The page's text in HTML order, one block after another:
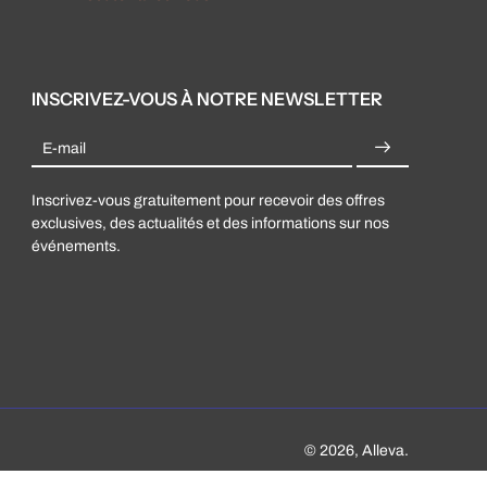
INSCRIVEZ-VOUS À NOTRE NEWSLETTER
E-mail
Inscrivez-vous gratuitement pour recevoir des offres
exclusives, des actualités et des informations sur nos
événements.
© 2026, Alleva.